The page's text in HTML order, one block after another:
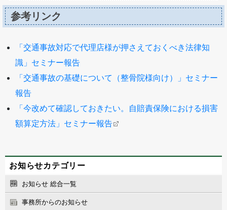
参考リンク
「交通事故対応で代理店様が押さえておくべき法律知
識」セミナー報告
「交通事故の基礎について（整骨院様向け）」セミナー
報告
「今改めて確認しておきたい。自賠責保険における損害
額算定方法」セミナー報告
お知らせカテゴリー
お知らせ 総合一覧
事務所からのお知らせ